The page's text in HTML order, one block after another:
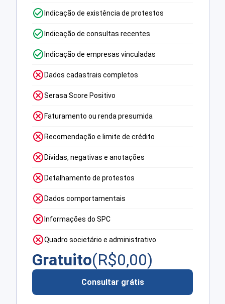
Indicação de existência de protestos
Indicação de consultas recentes
Indicação de empresas vinculadas
Dados cadastrais completos
Serasa Score Positivo
Faturamento ou renda presumida
Recomendação e limite de crédito
Dívidas, negativas e anotações
Detalhamento de protestos
Dados comportamentais
Informações do SPC
Quadro societário e administrativo
Gratuito(R$0,00)
Consultar grátis